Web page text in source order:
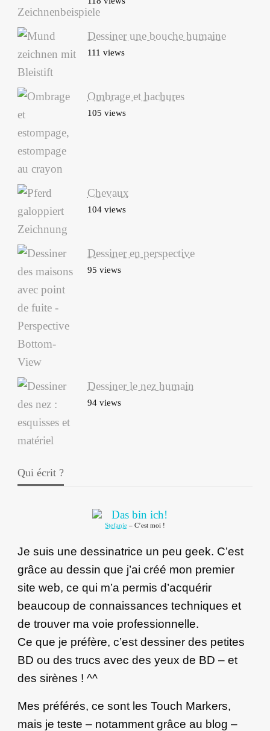
Dessiner une bouche humaine
111 views
Ombrage et hachures
105 views
Chevaux
104 views
Dessiner en perspective
95 views
Dessiner le nez humain
94 views
Qui écrit ?
Stefanie – C’est moi !
Je suis une dessinatrice un peu geek. C’est
grâce au dessin que j’ai créé mon premier
site web, ce qui m’a permis d’acquérir
beaucoup de connaissances techniques et
de trouver ma voie professionnelle.
Ce que je préfère, c’est dessiner des petites
BD ou des trucs avec des yeux de BD – et
des sirènes ! ^^
Mes préférés, ce sont les Touch Markers,
mais je teste – notamment grâce au blog –